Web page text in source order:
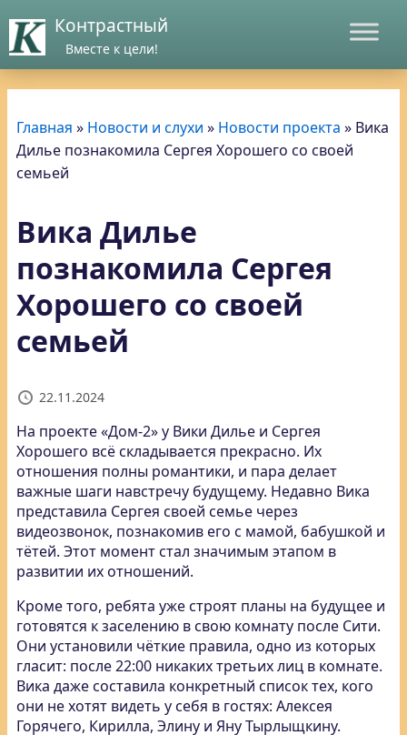
Контрастный
Вместе к цели!
Главная » Новости и слухи » Новости проекта » Вика
Дилье познакомила Сергея Хорошего со своей
семьей
Вика Дилье
познакомила Сергея
Хорошего со своей
семьей
22.11.2024
На проекте «Дом-2» у Вики Дилье и Сергея
Хорошего всё складывается прекрасно. Их
отношения полны романтики, и пара делает
важные шаги навстречу будущему. Недавно Вика
представила Сергея своей семье через
видеозвонок, познакомив его с мамой, бабушкой и
тётей. Этот момент стал значимым этапом в
развитии их отношений.
Кроме того, ребята уже строят планы на будущее и
готовятся к заселению в свою комнату после Сити.
Они установили чёткие правила, одно из которых
гласит: после 22:00 никаких третьих лиц в комнате.
Вика даже составила конкретный список тех, кого
они не хотят видеть у себя в гостях: Алексея
Горячего, Кирилла, Элину и Яну Тырлыщкину.